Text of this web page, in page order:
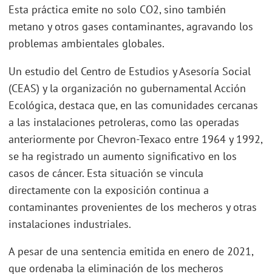
Esta práctica emite no solo CO2, sino también
metano y otros gases contaminantes, agravando los
problemas ambientales globales.
Un estudio del Centro de Estudios y Asesoría Social
(CEAS) y la organización no gubernamental Acción
Ecológica, destaca que, en las comunidades cercanas
a las instalaciones petroleras, como las operadas
anteriormente por Chevron-Texaco entre 1964 y 1992,
se ha registrado un aumento significativo en los
casos de cáncer. Esta situación se vincula
directamente con la exposición continua a
contaminantes provenientes de los mecheros y otras
instalaciones industriales.
A pesar de una sentencia emitida en enero de 2021,
que ordenaba la eliminación de los mecheros